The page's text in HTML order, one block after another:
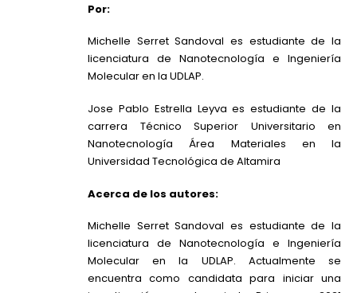
Por:
Michelle Serret Sandoval es estudiante de la
licenciatura de Nanotecnología e Ingeniería
Molecular en la UDLAP.
Jose Pablo Estrella Leyva es estudiante de la
carrera Técnico Superior Universitario en
Nanotecnología Área Materiales en la
Universidad Tecnológica de Altamira
Acerca de los autores:
Michelle Serret Sandoval es estudiante de la
licenciatura de Nanotecnología e Ingeniería
Molecular en la UDLAP. Actualmente se
encuentra como candidata para iniciar una